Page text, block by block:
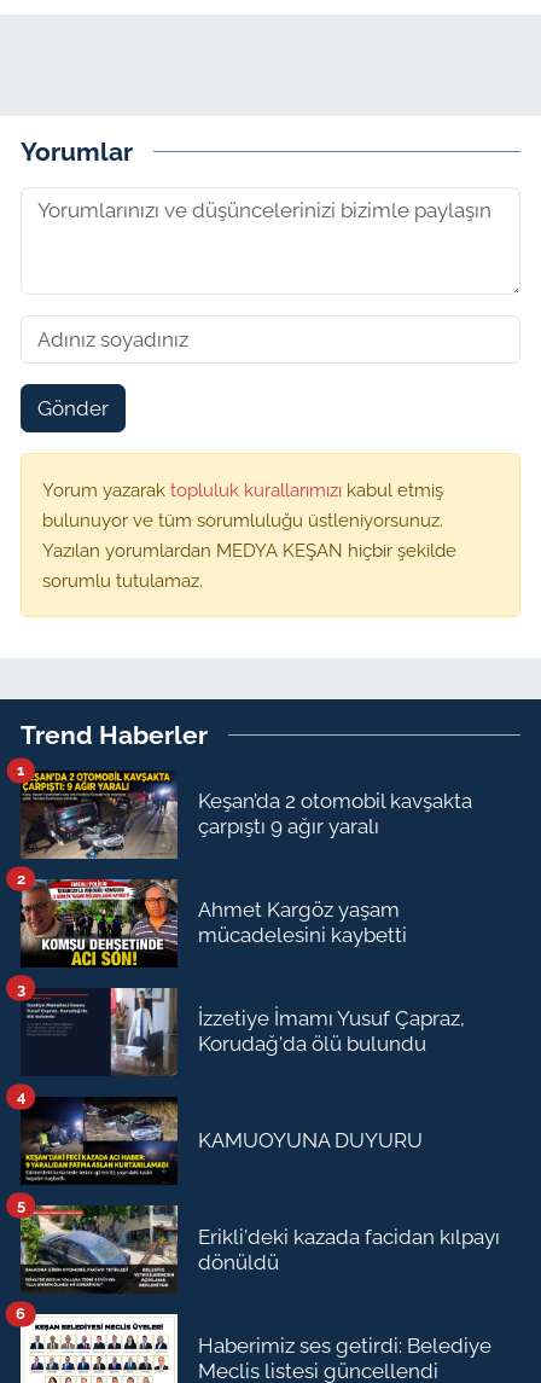
Yorumlar
Gönder
Yorum yazarak topluluk kurallarımızı kabul etmiş
bulunuyor ve tüm sorumluluğu üstleniyorsunuz.
Yazılan yorumlardan MEDYA KEŞAN hiçbir şekilde
sorumlu tutulamaz.
Trend Haberler
Keşan’da 2 otomobil kavşakta
çarpıştı 9 ağır yaralı
1
Ahmet Kargöz yaşam
mücadelesini kaybetti
2
İzzetiye İmamı Yusuf Çapraz,
Korudağ'da ölü bulundu
3
KAMUOYUNA DUYURU
4
Erikli'deki kazada facidan kılpayı
dönüldü
5
Haberimiz ses getirdi: Belediye
Meclis listesi güncellendi
6